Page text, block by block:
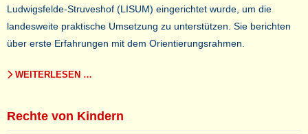
Ludwigsfelde-Struveshof (LISUM) eingerichtet wurde, um die
landesweite praktische Umsetzung zu unterstützen. Sie berichten
über erste Erfahrungen mit dem Orientierungsrahmen.
WEITERLESEN …
Rechte von Kindern